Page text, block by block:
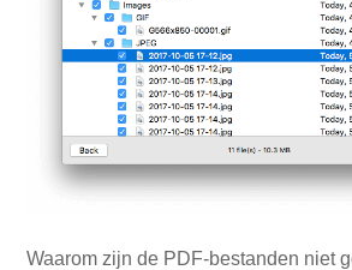
Waarom zijn de PDF-bestanden niet